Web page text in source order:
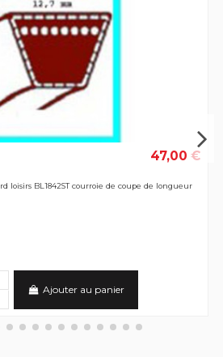
47,00 €
loisirs BL1842ST courroie de coupe de longueur
Ajouter au panier